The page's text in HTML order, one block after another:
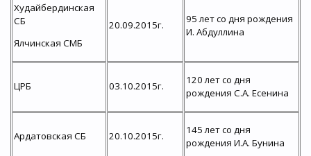
Худайбердинская
СБ
Ялчинская СМБ
20.09.2015г.
95 лет со дня рождения
И. Абдуллина
ЦРБ 03.10.2015г.
120 лет со дня
рождения С.А. Есенина
Ардатовская СБ 20.10.2015г.
145 лет со дня
рождения И.А. Бунина